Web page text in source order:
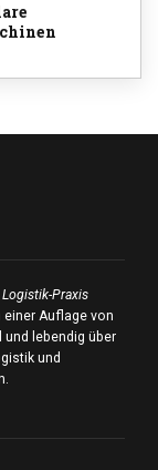
Praxis
Auflage von
und lebendig über
und